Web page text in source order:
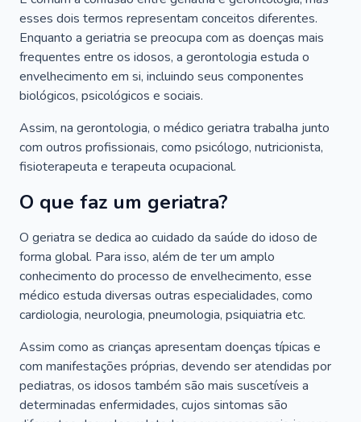
esses dois termos representam conceitos diferentes.
Enquanto a geriatria se preocupa com as doenças mais
frequentes entre os idosos, a gerontologia estuda o
envelhecimento em si, incluindo seus componentes
biológicos, psicológicos e sociais.
Assim, na gerontologia, o médico geriatra trabalha junto
com outros profissionais, como psicólogo, nutricionista,
fisioterapeuta e terapeuta ocupacional.
O que faz um geriatra?
O geriatra se dedica ao cuidado da saúde do idoso de
forma global. Para isso, além de ter um amplo
conhecimento do processo de envelhecimento, esse
médico estuda diversas outras especialidades, como
cardiologia, neurologia, pneumologia, psiquiatria etc.
Assim como as crianças apresentam doenças típicas e
com manifestações próprias, devendo ser atendidas por
pediatras, os idosos também são mais suscetíveis a
determinadas enfermidades, cujos sintomas são